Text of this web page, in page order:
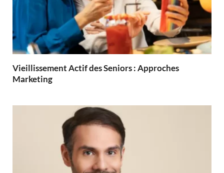
Vieillissement Actif des Seniors : Approches
Marketing